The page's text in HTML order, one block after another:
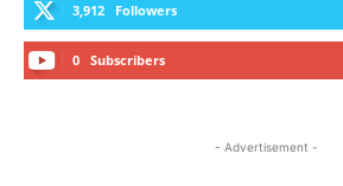
3,912 Followers
0 Subscribers
- Advertisement -